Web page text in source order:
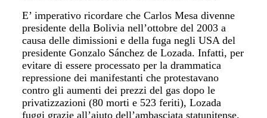
E’ imperativo ricordare che Carlos Mesa divenne
presidente della Bolivia nell’ottobre del 2003 a
causa delle dimissioni e della fuga negli USA del
presidente Gonzalo Sánchez de Lozada. Infatti, per
evitare di essere processato per la drammatica
repressione dei manifestanti che protestavano
contro gli aumenti dei prezzi del gas dopo le
privatizzazioni (80 morti e 523 feriti), Lozada
fuggi grazie all’aiuto dell’ambasciata statunitense.